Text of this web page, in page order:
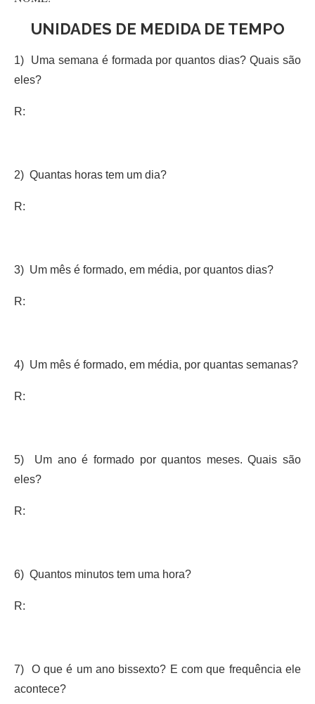
UNIDADES DE MEDIDA DE TEMPO
1) Uma semana é formada por quantos dias? Quais são
eles?
R:
2) Quantas horas tem um dia?
R:
3) Um mês é formado, em média, por quantos dias?
R:
4) Um mês é formado, em média, por quantas semanas?
R:
5) Um ano é formado por quantos meses. Quais são
eles?
R:
6) Quantos minutos tem uma hora?
R:
7) O que é um ano bissexto? E com que frequência ele
acontece?